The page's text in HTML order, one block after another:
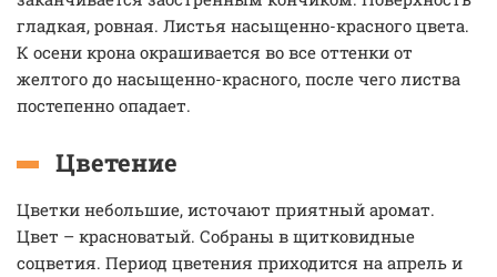
гладкая, ровная. Листья насыщенно-красного цвета.
К осени крона окрашивается во все оттенки от
желтого до насыщенно-красного, после чего листва
постепенно опадает.
Цветение
Цветки небольшие, источают приятный аромат.
Цвет – красноватый. Собраны в щитковидные
соцветия. Период цветения приходится на апрель и